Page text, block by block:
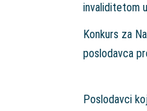
invaliditetom
Konkurs za
poslodavca
Poslodavci